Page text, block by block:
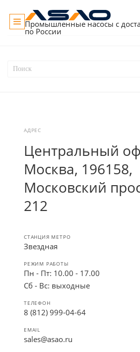
Промышленные насосы с
по России
АДРЕС
Центральный
Москва, 196158,
Московский
212
СТАНЦИЯ МЕТРО
Звездная
РЕЖИМ РАБОТЫ
Пн - Пт: 10.00 - 17.00
Сб - Вс: выходные
ТЕЛЕФОН
8 (812) 999-04-64
EMAIL
sales@asao.ru